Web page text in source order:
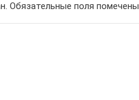
Обязательные поля помечены